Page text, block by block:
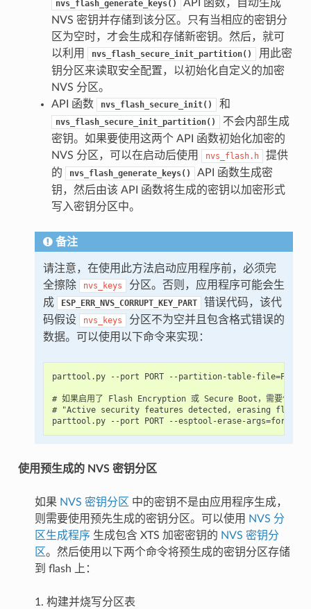
nvs_flash_generate_keys()
API 函数，自动生成
NVS 密钥并存储到该分区。只有当相应的密钥分
区为空时，才会生成和存储新密钥。然后，就可
以利用
nvs_flash_secure_init_partition()
用此密
钥分区来读取安全配置，以初始化自定义的加密
NVS 分区。
API 函数
nvs_flash_secure_init() 和
nvs_flash_secure_init_partition()
不会内部生成
密钥。如果要使用这两个 API 函数初始化加密的
NVS 分区，可以在启动后使用
nvs_flash.h
提供
的
nvs_flash_generate_keys()
API 函数生成密
钥，然后由该 API 函数将生成的密钥以加密形式
写入密钥分区中。
备注
请注意，在使用此方法启动应用程序前，必须完
全擦除
nvs_keys
分区。否则，应用程序可能会生
成
ESP_ERR_NVS_CORRUPT_KEY_PART
错误代码，该代
码假设
nvs_keys
分区不为空并且包含格式错误的
数据。可以使用以下命令来实现：
parttool.py --port PORT --partition-table-
# 如果启用了 Flash Encryption 或 Secure Boot，需要使
# "Active security features detected, erasing flash
使用预生成的 NVS 密钥分区
如果 NVS 密钥分区 中的密钥不是由应用程序生成，
则需要使用预先生成的密钥分区。可以使用 NVS 分
区生成程序 生成包含 XTS 加密密钥的 NVS 密钥分
区。然后使用以下两个命令将预生成的密钥分区存储
到 flash 上：
1. 构建并烧写分区表